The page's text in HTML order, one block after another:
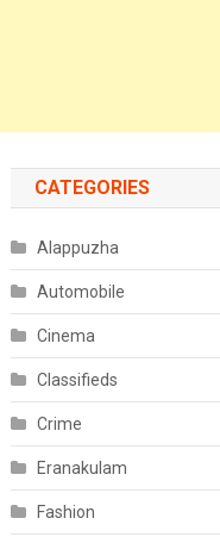
CATEGORIES
Alappuzha
Automobile
Cinema
Classifieds
Crime
Eranakulam
Fashion